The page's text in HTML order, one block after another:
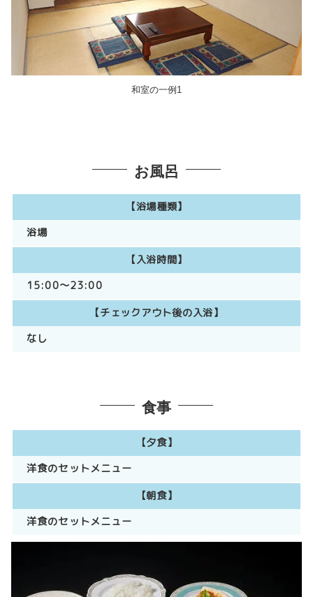
和室の一例1
お風呂
【浴場種類】
浴場
【入浴時間】
15:00～23:00
【チェックアウト後の入浴】
なし
食事
【夕食】
洋食のセットメニュー
【朝食】
洋食のセットメニュー